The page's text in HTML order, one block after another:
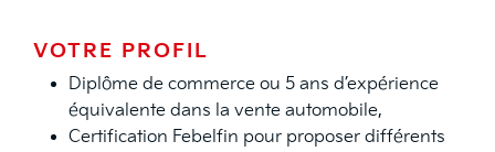
VOTRE PROFIL
Diplôme de commerce ou 5 ans d’expérience
équivalente dans la vente automobile,
Certi­fication Febelfi­n pour proposer différents